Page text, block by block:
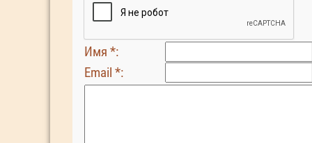
Имя *:
Email *: